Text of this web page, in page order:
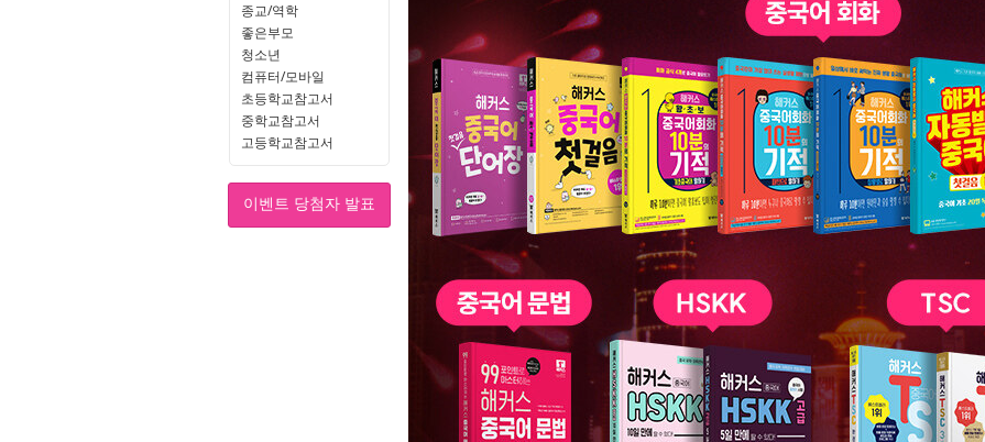
종교/역학
좋은부모
청소년
컴퓨터/모바일
초등학교참고서
중학교참고서
고등학교참고서
이벤트 당첨자 발표